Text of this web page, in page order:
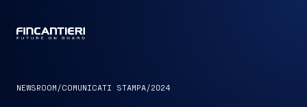
NEWSROOM /COMUNICATI STAMPA/2024